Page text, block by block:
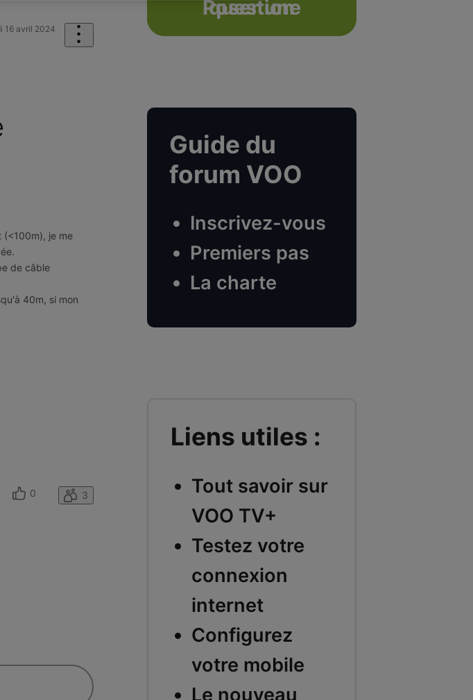
16 avril 2024
(<100m), je me
de câble
40m, si mon
0 3
Poser une question
Guide du
forum VOO
Inscrivez-vous
Premiers pas
La charte
Liens utiles :
Tout savoir sur
VOO TV+
Testez votre
connexion
internet
Configurez
votre mobile
Le nouveau